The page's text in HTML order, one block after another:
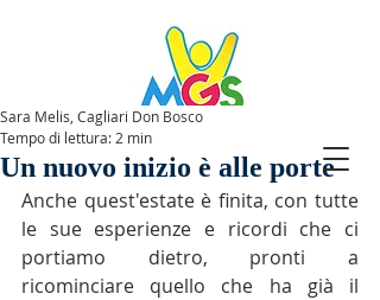
SPAZIOMGS
Un nuovo inizio è alle porte
Sara Melis, Cagliari Don Bosco
Tempo di lettura: 2 min
Anche quest'estate è finita, con tutte
le sue esperienze e ricordi che ci
portiamo dietro, pronti a
ricominciare quello che ha già il